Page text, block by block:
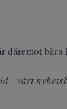
däremot bära
- vårt